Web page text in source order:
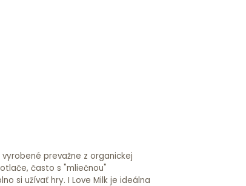
prevažne z organickej
často s "mliečnou"
si užívať hry. I Love Milk je ideálna